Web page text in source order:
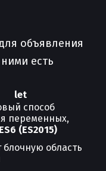
объявления
есть
let
способ
переменных,
ES6 (ES2015)
блочную область